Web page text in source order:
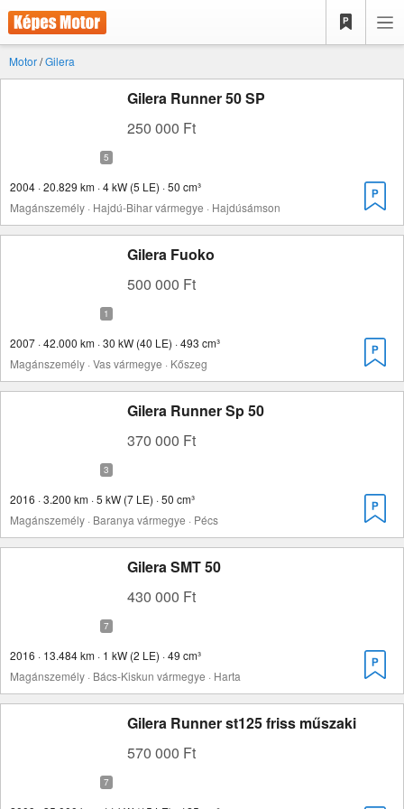
Motor/Gilera
Gilera Runner 50 SP
250 000 Ft
2004 · 20.829 km · 4 kW (5 LE) · 50 cm³
Magánszemély · Hajdú-Bihar vármegye · Hajdúsámson
Gilera Fuoko
500 000 Ft
2007 · 42.000 km · 30 kW (40 LE) · 493 cm³
Magánszemély · Vas vármegye · Kőszeg
Gilera Runner Sp 50
370 000 Ft
2016 · 3.200 km · 5 kW (7 LE) · 50 cm³
Magánszemély · Baranya vármegye · Pécs
Gilera SMT 50
430 000 Ft
2016 · 13.484 km · 1 kW (2 LE) · 49 cm³
Magánszemély · Bács-Kiskun vármegye · Harta
Gilera Runner st125 friss műszaki
570 000 Ft